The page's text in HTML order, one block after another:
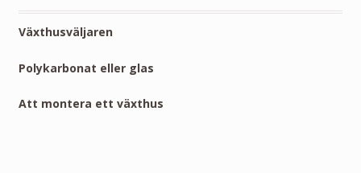
Växthusväljaren
Polykarbonat eller glas
Att montera ett växthus